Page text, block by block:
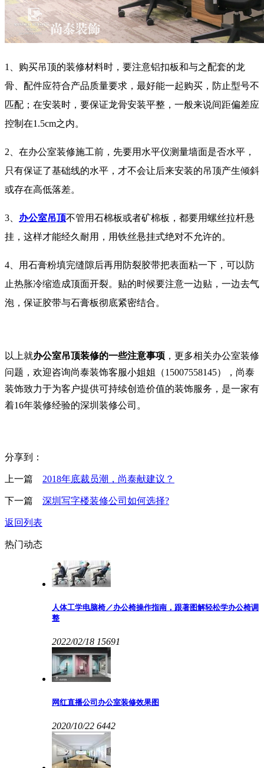
1、购买吊顶的装修材料时，要注意铝扣板和与之配套的龙
骨、配件应符合产品质量要求，最好能一起购买，防止型号不
匹配；在安装时，要保证龙骨安装平整，一般来说间距偏差应
控制在1.5cm之内。
2、在办公室装修施工前，先要用水平仪测量墙面是否水平，
只有保证了基础线的水平，才不会让后来安装的吊顶产生倾斜
或存在高低落差。
3、 办公室吊顶不管用石棉板或者矿棉板，都要用螺丝拉杆悬
挂，这样才能经久耐用，用铁丝悬挂式绝对不允许的。
4、用石膏粉填完缝隙后再用防裂胶带把表面粘一下，可以防
止热胀冷缩造成顶面开裂。贴的时候要注意一边贴，一边去气
泡，保证胶带与石膏板彻底紧密结合。
以上就办公室吊顶装修的一些注意事项 ，更多相关办公室装修
问题，欢迎咨询尚泰装饰客服小姐姐（15007558145），尚泰
装饰致力于为客户提供可持续创造价值的装饰服务，是一家有
着16年装修经验的深圳装修公司。
分享到：
上一篇 2018年底裁员潮，尚泰献建议？
下一篇 深圳写字楼装修公司如何选择?
返回列表
热门动态
人体工学电脑椅／办公椅操作指南，跟著图解轻松学办公椅调
整
2022/02/18 15691
网红直播公司办公室装修效果图
2020/10/22 6442